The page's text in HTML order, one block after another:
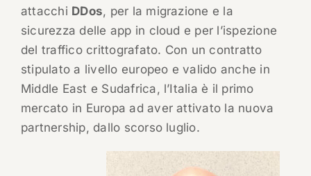
attacchi DDos, per la migrazione e la
sicurezza delle app in cloud e per l’ispezione
del traffico crittografato. Con un contratto
stipulato a livello europeo e valido anche in
Middle East e Sudafrica, l’Italia è il primo
mercato in Europa ad aver attivato la nuova
partnership, dallo scorso luglio.